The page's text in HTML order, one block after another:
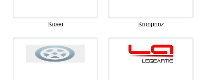
Kosei Kronprinz